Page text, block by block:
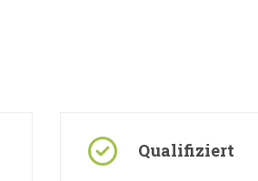
Qualifiziert